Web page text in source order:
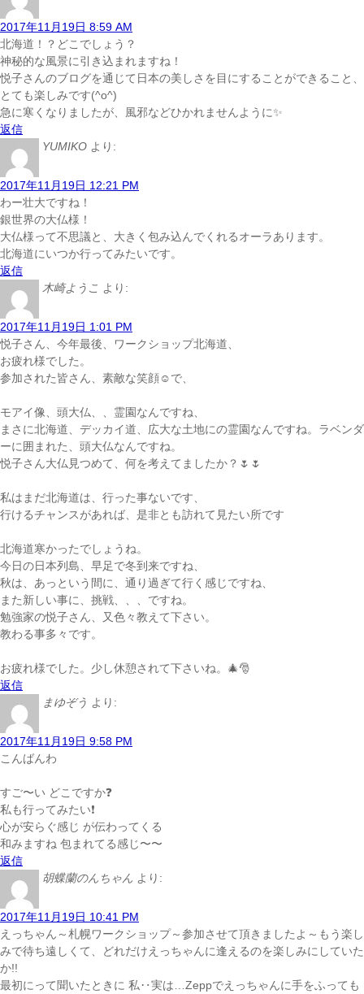
2017年11月19日 8:59 AM
北海道！？どこでしょう？
神秘的な風景に引き込まれますね！
悦子さんのブログを通じて日本の美しさを目にすることができること、
とても楽しみです(^o^)
急に寒くなりましたが、風邪などひかれませんように✨
返信
YUMIKO より:
2017年11月19日 12:21 PM
わー壮大ですね！
銀世界の大仏様！
大仏様って不思議と、大きく包み込んでくれるオーラあります。
北海道にいつか行ってみたいです。
返信
木崎ようこ より:
2017年11月19日 1:01 PM
悦子さん、今年最後、ワークショップ北海道、
お疲れ様でした。
参加された皆さん、素敵な笑顔☺️で、
モアイ像、頭大仏、、霊園なんですね、
まさに北海道、デッカイ道、広大な土地にの霊園なんですね。ラベンダ
ーに囲まれた、頭大仏なんですね。
悦子さん大仏見つめて、何を考えてましたか？🌷🌷
私はまだ北海道は、行った事ないです、
行けるチャンスがあれば、是非とも訪れて見たい所です
北海道寒かったでしょうね。
今日の日本列島、早足で冬到来ですね、
秋は、あっという間に、通り過ぎて行く感じですね、
また新しい事に、挑戦、、、ですね。
勉強家の悦子さん、又色々教えて下さい。
教わる事多々です。
お疲れ様でした。少し休憩されて下さいね。🎄🎅
返信
まゆぞう より:
2017年11月19日 9:58 PM
こんばんわ
すご〜い どこですか❓
私も行ってみたい❗️
心が安らぐ感じ が伝わってくる
和みますね 包まれてる感じ〜〜
返信
胡蝶蘭のんちゃん より:
2017年11月19日 10:41 PM
えっちゃん～札幌ワークショップ～参加させて頂きましたよ～もう楽し
みで待ち遠しくて、どれだけえっちゃんに逢えるのを楽しみにしていた
か!!
最初にって聞いたときに 私‥実は…Zeppでえっちゃんに手をふっても